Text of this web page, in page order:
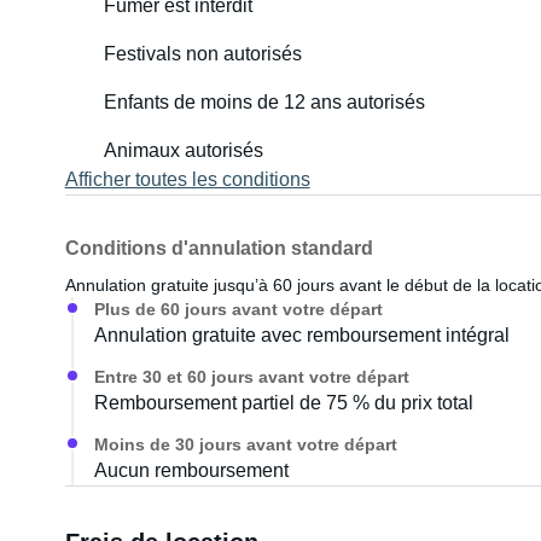
Fumer est interdit
Festivals non autorisés
Enfants de moins de 12 ans autorisés
Animaux autorisés
Afficher toutes les conditions
Conditions d'annulation standard
Annulation gratuite jusqu’à 60 jours avant le début de la
Plus de 60 jours avant votre départ
Annulation gratuite avec remboursement intégral
Entre 30 et 60 jours avant votre départ
Remboursement partiel de 75 % du prix total
Moins de 30 jours avant votre départ
Aucun remboursement